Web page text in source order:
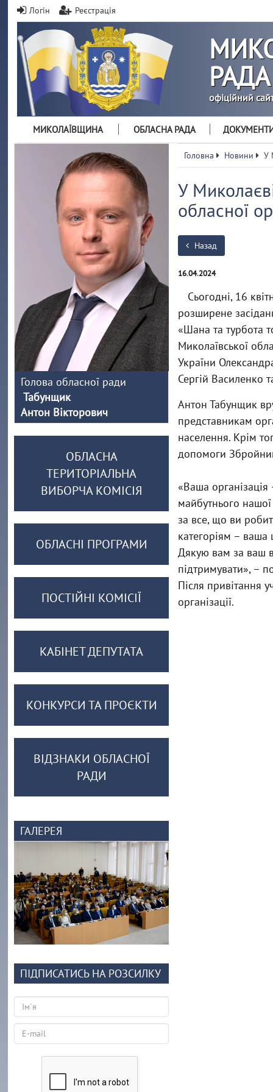
Логін Реєстрація
РАДА
офіційний
МИКОЛАЇВЩИНА ОБЛАСНА РАДА
Головна Новини У
У
обласної
Назад
16.04.2024
Сьогодні, 16
розширене
«Шана та турбота
Миколаївської
України
Сергій Василенко
Антон Табунщик
представникам
населення. Крім
допомоги
«Ваша
майбутнього
за все, що ви
категоріям – ваша
Дякую вам за ваш
підтримувати», –
Після привітання
організації.
Голова обласної ради
Табунщик
Антон Вікторович
ОБЛАСНА
ТЕРИТОРІАЛЬНА
ВИБОРЧА КОМІСІЯ
ОБЛАСНІ ПРОГРАМИ
ПОСТІЙНІ КОМІСІЇ
КАБІНЕТ ДЕПУТАТА
КОНКУРСИ ТА ПРОЄКТИ
ВІДЗНАКИ ОБЛАСНОЇ
РАДИ
ГАЛЕРЕЯ
ПІДПИСАТИСЬ НА РОЗСИЛКУ